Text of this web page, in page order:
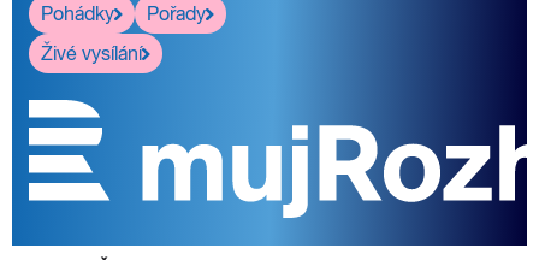
Pohádky
Pořady
Živé vysílání